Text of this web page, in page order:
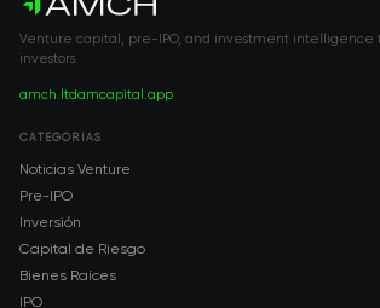
Venture capital, pre-IPO, and investment intelligence
investors.
amch.ltdamcapital.app
CATEGORÍAS
Noticias Venture
Pre-IPO
Inversión
Capital de Riesgo
Bienes Raíces
IPO